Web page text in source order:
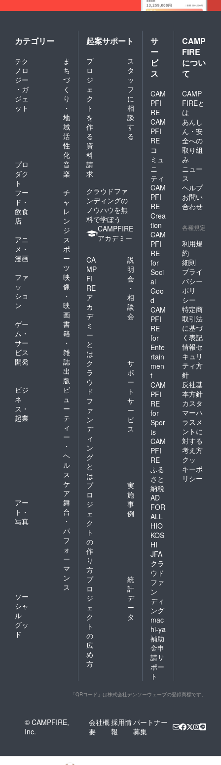
カテゴリー
テク
ノロ
ジー
・ガ
ジェ
ット
ま
ち
づ
く
り
・
地
域
活
性
化
プロ
ダク
ト
音
楽
フー
ド・
飲食
店
チ
ャ
レ
ン
ジ
アニ
メ・
漫画
ス
ポ
ー
ツ
ファ
ッ
ショ
ン
映
像
・
映
画
ゲー
ム・
サー
ビス
開発
書
籍
・
雑
誌
出
版
ビジ
ネ
ス・
起業
ビ
ュ
ー
テ
ィ
ー
・
ヘ
ル
ス
ケ
ア
アー
ト・
写真
舞
台
・
パ
フ
ォ
ー
マ
ン
ス
ソー
シャ
ル
グッ
ド
起案サポート
プ
ロ
ジ
ェ
ク
ト
を
作
る
ス
タ
ッ
フ
に
相
談
す
る
資
料
請
求
クラウドファ
ンディングの
ノウハウを無
料で学ぼう
CAMPFIRE
アカデミー
CA
MP
FI
RE
ア
カ
デ
ミ
ー
と
は
説
明
会
・
相
談
会
ク
ラ
ウ
ド
フ
ァ
ン
デ
ィ
ン
グ
と
は
サ
ポ
ー
ト
サ
ー
ビ
ス
プ
ロ
ジ
ェ
ク
ト
の
作
り
方
実
施
事
例
プ
ロ
ジ
ェ
ク
ト
の
広
め
方
統
計
デ
ー
タ
サ
ー
ビ
ス
CAM
PFI
RE
CAM
PFI
RE
コ
ミュ
ニ
ティ
CAM
PFI
RE
Crea
tion
CAM
PFI
RE
for
Soci
al
Goo
d
CAM
PFI
RE
for
Ente
rtain
men
t
CAM
PFI
RE
for
Spor
ts
CAM
PFI
RE
ふる
さと
納税
AD
FOR
ALL
HIO
KOS
HI
JFA
クラ
ウド
ファ
ン
ディ
ング
mac
hi-ya
補助
金申
請サ
ポー
ト
CAMP
FIRE
につい
て
CAMP
FIREと
は
あんし
ん・安
全への
取り組
み
ニュー
ス
ヘルプ
お問い
合わせ
各種規定
利用規
約
細則
プライ
バシー
ポリ
シー
特定商
取引法
に基づ
く表記
情報セ
キュリ
ティ方
針
反社基
本方針
カスタ
マーハ
ラスメ
ントに
対する
考え方
クッ
キーポ
リシー
「QRコード」は株式会社デンソーウェーブの登録商標です。
© CAMPFIRE,
Inc.
会社概
要
採用情
報
パートナー
募集